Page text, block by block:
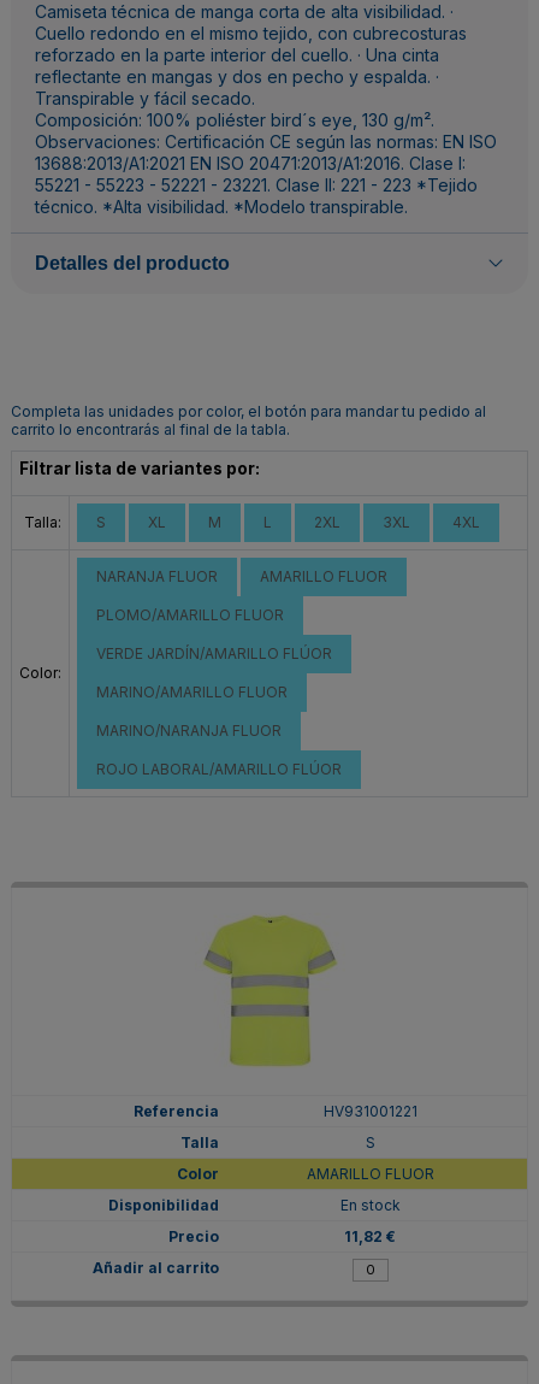
Camiseta técnica de manga corta de alta visibilidad. ·
Cuello redondo en el mismo tejido, con cubrecosturas
reforzado en la parte interior del cuello. · Una cinta
reflectante en mangas y dos en pecho y espalda. ·
Transpirable y fácil secado.
Composición: 100% poliéster bird´s eye, 130 g/m².
Observaciones: Certificación CE según las normas: EN ISO
13688:2013/A1:2021 EN ISO 20471:2013/A1:2016. Clase I:
55221 - 55223 - 52221 - 23221. Clase II: 221 - 223 *Tejido
técnico. *Alta visibilidad. *Modelo transpirable.
Detalles del producto
Completa las unidades por color, el botón para mandar tu pedido al
carrito lo encontrarás al final de la tabla.
Filtrar lista de variantes por:
Talla: S XL M L 2XL 3XL 4XL
Color:
NARANJA FLUOR AMARILLO FLUOR
PLOMO/AMARILLO FLUOR
VERDE JARDÍN/AMARILLO FLÚOR
MARINO/AMARILLO FLUOR
MARINO/NARANJA FLUOR
ROJO LABORAL/AMARILLO FLÚOR
HV931001221
S
AMARILLO FLUOR
En stock
11,82 €